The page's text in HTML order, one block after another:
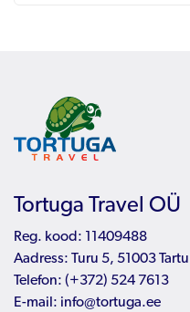
Tortuga Travel OÜ
Reg. kood: 11409488
Aadress: Turu 5, 51003 Tartu
Telefon: (+372) 524 7613
E-mail: info@tortuga.ee